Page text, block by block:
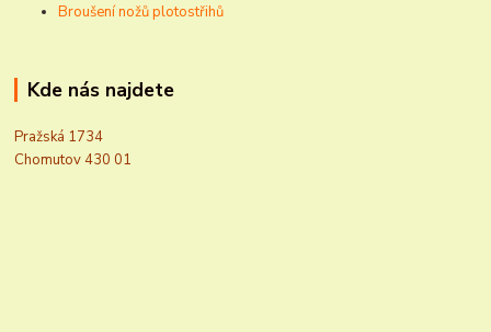
Broušení nožů plotostřihů
Kde nás najdete
Pražská 1734
Chomutov 430 01